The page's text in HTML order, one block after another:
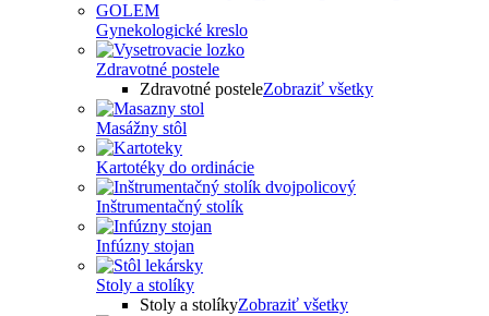
Gynekologické kreslo
Zdravotné postele
Zdravotné posteleZobraziť všetky
Masážny stôl
Kartotéky do ordinácie
Inštrumentačný stolík
Infúzny stojan
Stoly a stolíky
Stoly a stolíkyZobraziť všetky